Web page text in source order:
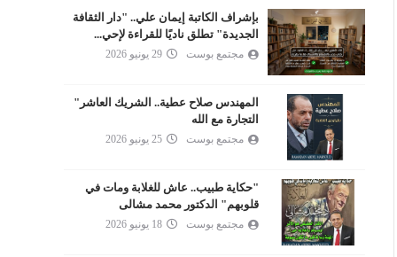
بإشراف الكاتبة إيمان علي.. "دار الثقافة
الجديدة" تطلق ناديًا للقراءة لإحي...
مجتمع بوست 29 يونيو 2026
المهندس صلاح عطية.. الشريك العاشر"
التجارة مع الله
مجتمع بوست 25 يونيو 2026
"حكاية طبيب.. عاش للغلابة ومات في
قلوبهم" الدكتور محمد مشالى
مجتمع بوست 18 يونيو 2026